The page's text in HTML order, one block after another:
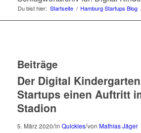
Du bist hier: Startseite / Hamburg Startups Blog
Beiträge
Der Digital
Startups einen Auftritt
Stadion
5. März 2020/in Quickies/von Mathias Jäger